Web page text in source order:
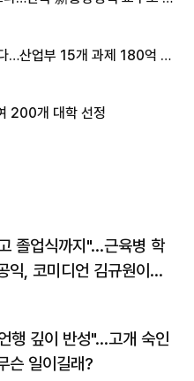
…산업부 15개 과제 180억 지
200개 대학 선정
졸업식까지"…근육병 학
익, 코미디언 김규원이었
행 깊이 반성"…고개 숙인
슨 일이길래?